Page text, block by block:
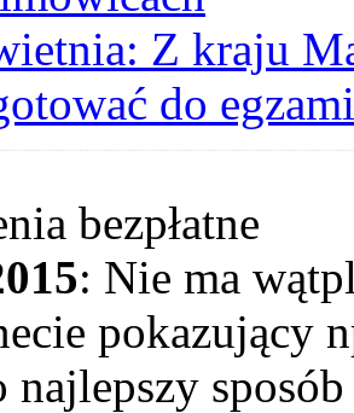
Z kraju
do
bezpłatne
: Nie ma
pokazujący